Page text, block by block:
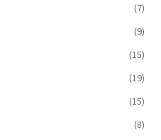
(7)
(9)
(15)
(19)
(15)
(8)